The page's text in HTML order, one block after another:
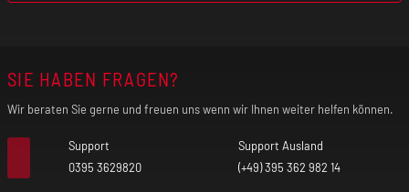
SIE HABEN FRAGEN?
Wir beraten Sie gerne und freuen uns wenn wir Ihnen weiter helfen können.
Support
0395 3629820
Support Ausland
(+49) 395 362 982 14